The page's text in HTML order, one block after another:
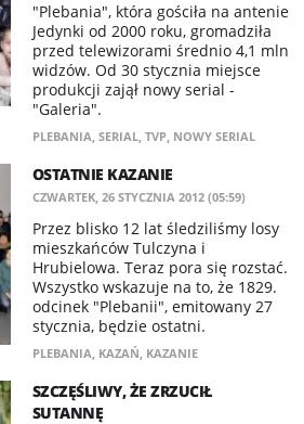
"Plebania", która gościła na antenie
Jedynki od 2000 roku, gromadziła
przed telewizorami średnio 4,1 mln
widzów. Od 30 stycznia miejsce
produkcji zajął nowy serial -
"Galeria".
PLEBANIA, SERIAL, TVP, NOWY SERIAL
OSTATNIE KAZANIE
CZWARTEK, 26 STYCZNIA 2012 (05:59)
Przez blisko 12 lat śledziliśmy losy
mieszkańców Tulczyna i
Hrubielowa. Teraz pora się rozstać.
Wszystko wskazuje na to, że 1829.
odcinek "Plebanii", emitowany 27
stycznia, będzie ostatni.
PLEBANIA, KAZAŃ, KAZANIE
SZCZĘŚLIWY, ŻE ZRZUCIŁ
SUTANNĘ